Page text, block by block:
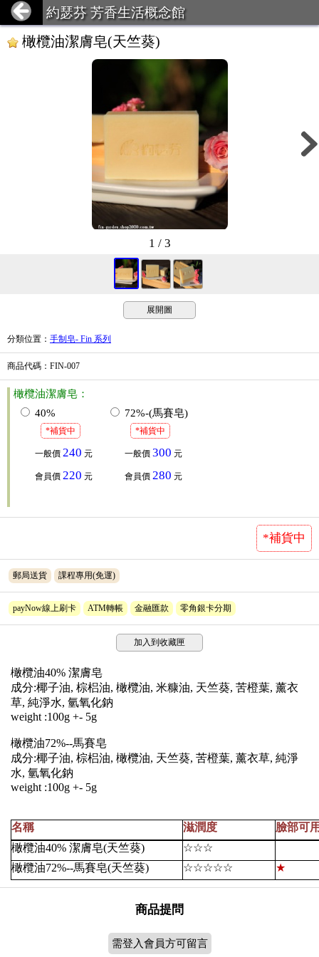
約瑟芬 芳香生活概念館
橄欖油潔膚皂(天竺葵)
1 / 3
展開圖
分類位置 ： 手制皂- Fin 系列
商品代碼 ：FIN-007
橄欖油潔膚皂：
40%
*補貨中
一般價 240 元
會員價 220 元
72%-(馬賽皂)
*補貨中
一般價 300 元
會員價 280 元
*補貨中
郵局送貨 課程專用(免運)
payNow線上刷卡 ATM轉帳 金融匯款 零角銀卡分期
加入到收藏匣
橄欖油40% 潔膚皂
成分:椰子油, 棕梠油, 橄欖油, 米糠油, 天竺葵, 苦橙葉, 薰衣
草, 純淨水, 氫氧化鈉
weight :100g +- 5g
橄欖油72%--馬賽皂
成分:椰子油, 棕梠油, 橄欖油, 天竺葵, 苦橙葉, 薰衣草, 純淨
水, 氫氧化鈉
weight :100g +- 5g
名稱 滋潤度
臉部可
橄欖油40% 潔膚皂(天竺葵)
☆☆☆
橄欖油72%--馬賽皂(天竺葵)
☆☆☆☆☆ ★
商品提問
需登入會員方可留言